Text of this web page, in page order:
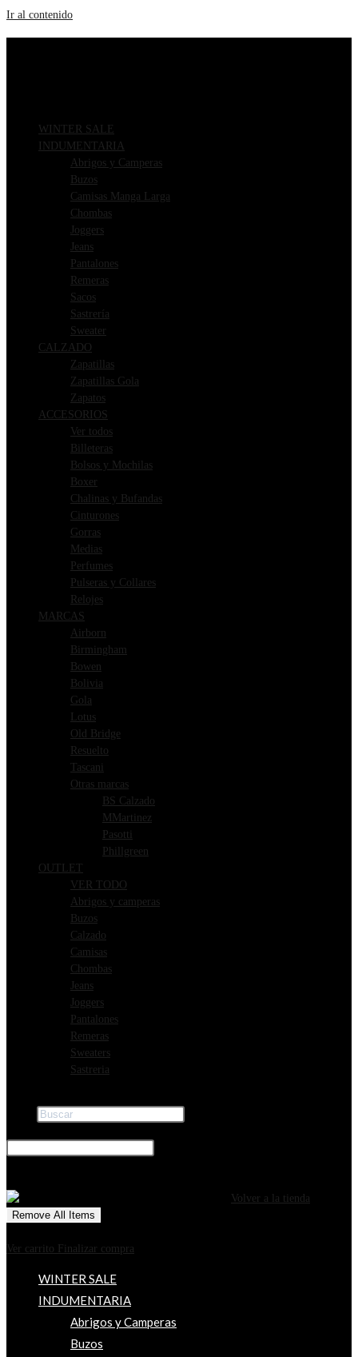
Ir al contenido
WINTER SALE
INDUMENTARIA
Abrigos y Camperas
Buzos
Camisas Manga Larga
Chombas
Joggers
Jeans
Pantalones
Remeras
Sacos
Sastrería
Sweater
CALZADO
Zapatillas
Zapatillas Gola
Zapatos
ACCESORIOS
Ver todos
Billeteras
Bolsos y Mochilas
Boxer
Chalinas y Bufandas
Cinturones
Gorras
Medias
Perfumes
Pulseras y Collares
Relojes
MARCAS
Airborn
Birmingham
Bowen
Bolivia
Gola
Lotus
Old Bridge
Resuelto
Tascani
Otras marcas
BS Calzado
MMartinez
Pasotti
Phillgreen
OUTLET
VER TODO
Abrigos y camperas
Buzos
Calzado
Camisas
Chombas
Jeans
Joggers
Pantalones
Remeras
Sweaters
Sastreria
Volver a la tienda
Remove All Items
Ver carrito
Finalizar compra
WINTER SALE
INDUMENTARIA
Abrigos y Camperas
Buzos